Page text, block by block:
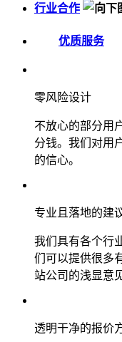
行业合作
优质服务
零风险设计
不放心的部分用
分钱。我们对用
的信心。
专业且落地的建
我们具有各个行
们可以提供很多
站公司的浅显意
透明干净的报价